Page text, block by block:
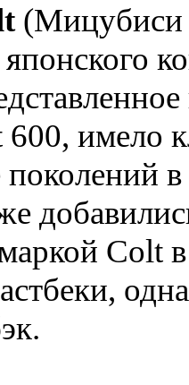
(Мицубиси
имело
Colt